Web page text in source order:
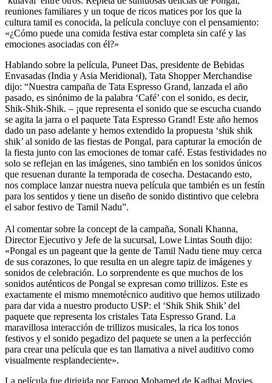
reuniones familiares y un toque de ricos matices por los que la
cultura tamil es conocida, la película concluye con el pensamiento:
«¿Cómo puede una comida festiva estar completa sin café y las
emociones asociadas con él?»
Hablando sobre la película, Puneet Das, presidente de Bebidas
Envasadas (India y Asia Meridional), Tata Shopper Merchandise
dijo: “Nuestra campaña de Tata Espresso Grand, lanzada el año
pasado, es sinónimo de la palabra ‘Café’ con el sonido, es decir,
Shik-Shik-Shik. – ¡que representa el sonido que se escucha cuando
se agita la jarra o el paquete Tata Espresso Grand! Este año hemos
dado un paso adelante y hemos extendido la propuesta ‘shik shik
shik’ al sonido de las fiestas de Pongal, para capturar la emoción de
la fiesta junto con las emociones de tomar café. Estas festividades no
solo se reflejan en las imágenes, sino también en los sonidos únicos
que resuenan durante la temporada de cosecha. Destacando esto,
nos complace lanzar nuestra nueva película que también es un festín
para los sentidos y tiene un diseño de sonido distintivo que celebra
el sabor festivo de Tamil Nadu”.
Al comentar sobre la concept de la campaña, Sonali Khanna,
Director Ejecutivo y Jefe de la sucursal, Lowe Lintas South dijo:
«Pongal es un pageant que la gente de Tamil Nadu tiene muy cerca
de sus corazones, lo que resulta en un alegre tapiz de imágenes y
sonidos de celebración. Lo sorprendente es que muchos de los
sonidos auténticos de Pongal se expresan como trillizos. Este es
exactamente el mismo mnemotécnico auditivo que hemos utilizado
para dar vida a nuestro producto USP: el ‘Shik Shik Shik’ del
paquete que representa los cristales Tata Espresso Grand. La
maravillosa interacción de trillizos musicales, la rica los tonos
festivos y el sonido pegadizo del paquete se unen a la perfección
para crear una película que es tan llamativa a nivel auditivo como
visualmente resplandeciente».
La película fue dirigida por Farooq Mohamed de Kadhai Movies.